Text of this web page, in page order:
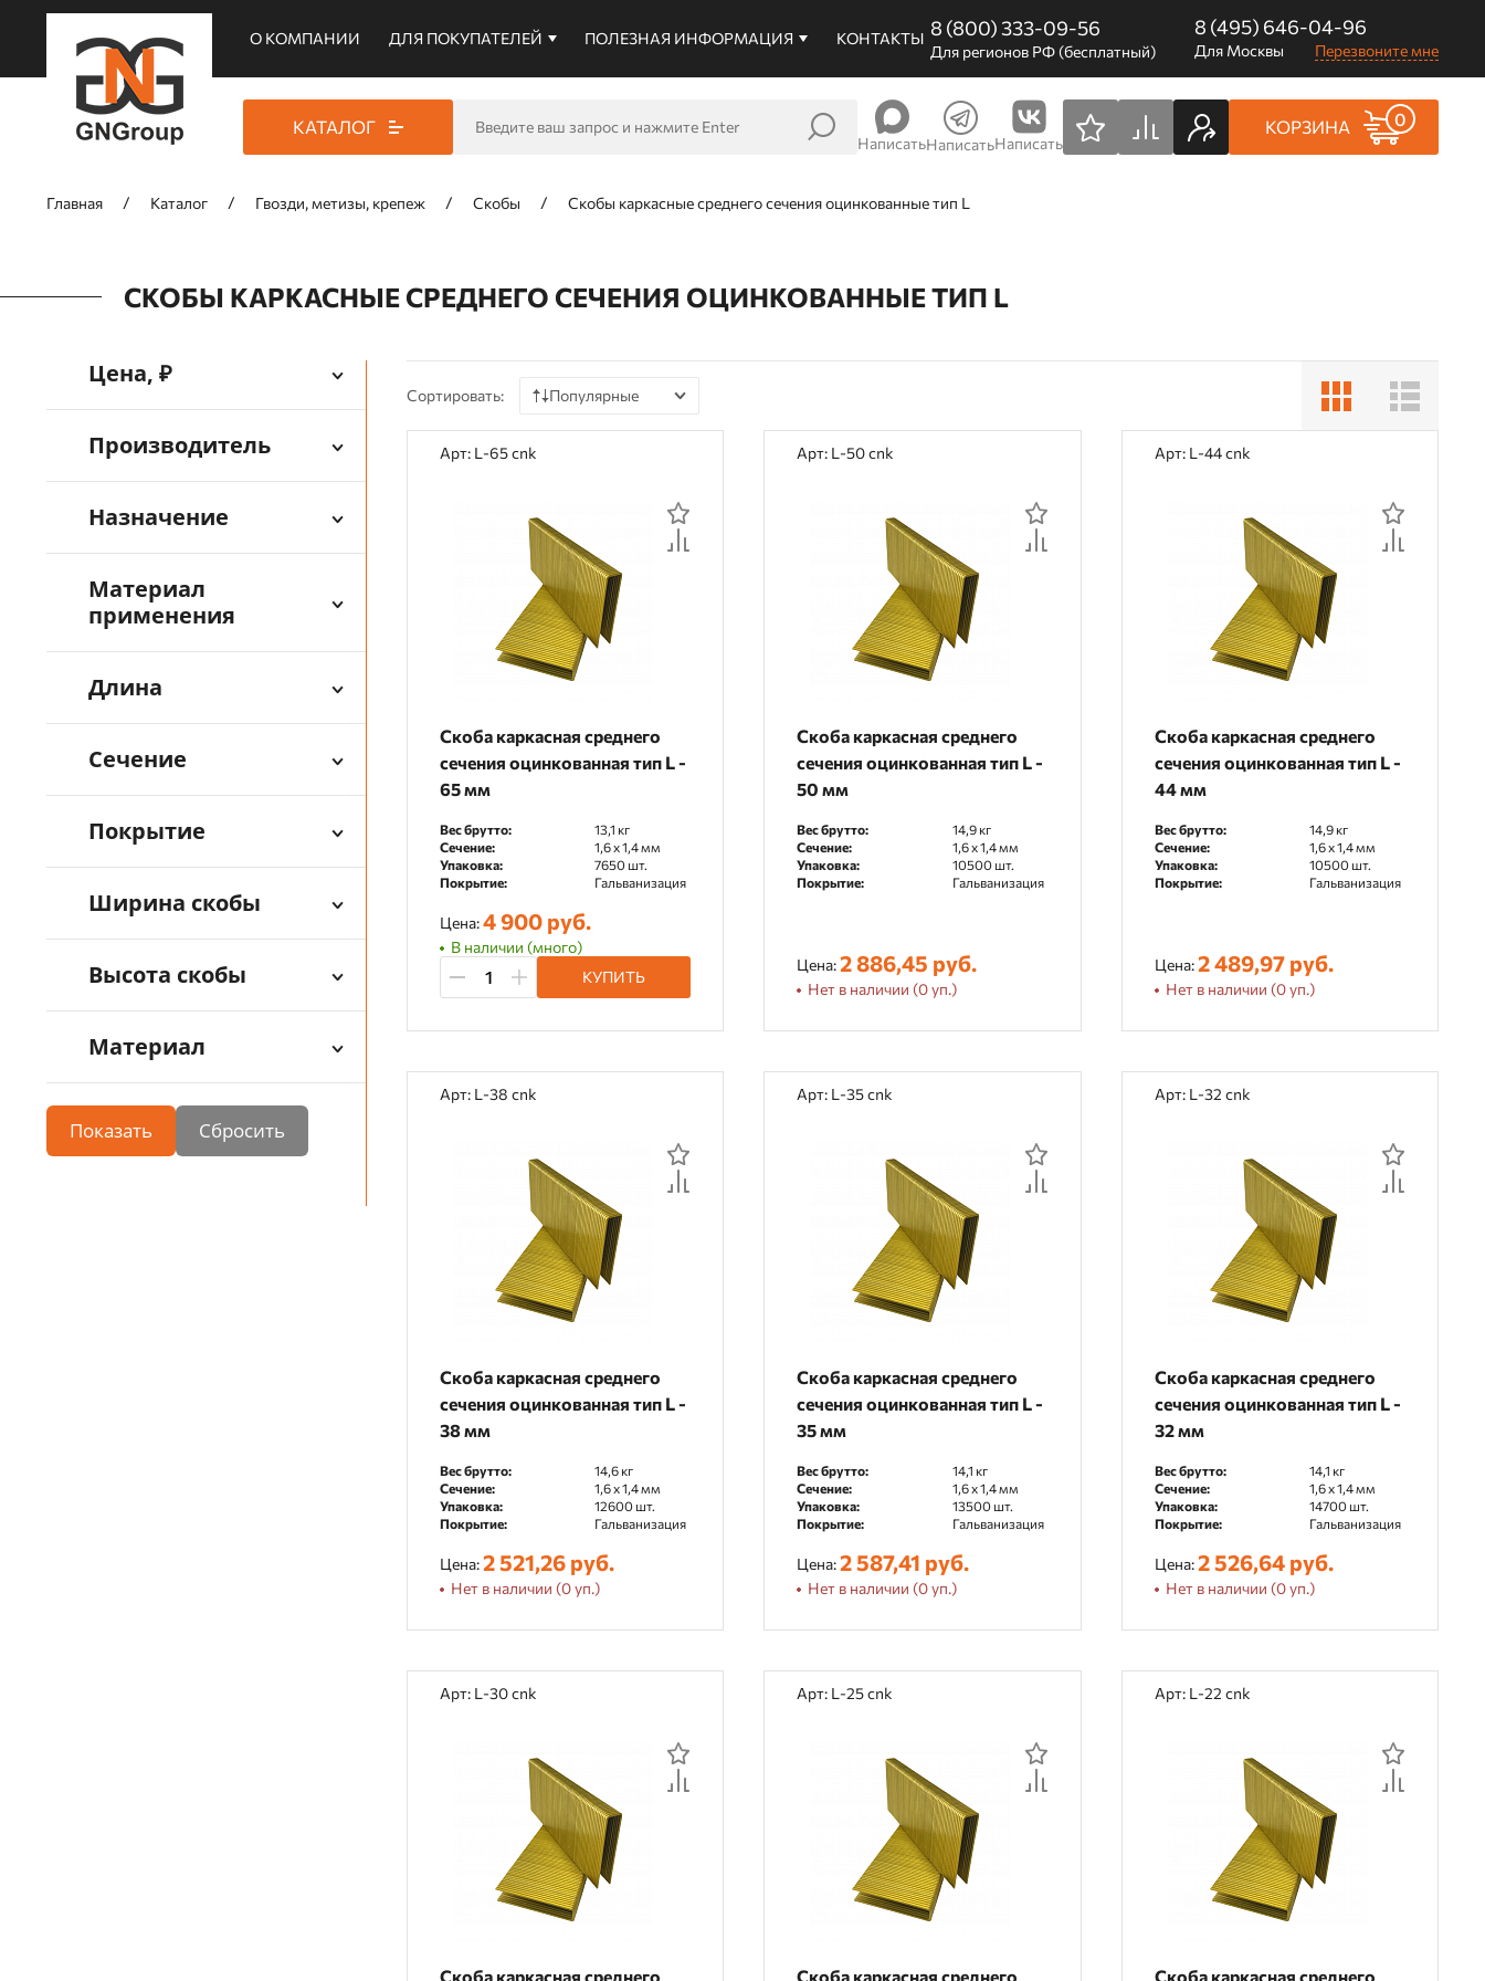
О КОМПАНИИ ДЛЯ ПОКУПАТЕЛЕЙ ПОЛЕЗНАЯ ИНФОРМАЦИЯ КОНТАКТЫ 8 (800) 333-09-56
Для регионов РФ (бесплатный)
8 (495) 646-04-96
Для Москвы Перезвоните мне
КАТАЛОГ
НаписатьНаписатьНаписать
КОРЗИНА 0
Главная Каталог Гвозди, метизы, крепеж Скобы Скобы каркасные среднего сечения оцинкованные тип L
СКОБЫ КАРКАСНЫЕ СРЕДНЕГО СЕЧЕНИЯ ОЦИНКОВАННЫЕ ТИП L
Цена, ₽
Производитель
Назначение
Материал
применения
Длина
Сечение
Покрытие
Ширина скобы
Высота скобы
Материал
Показать
Сортировать: Популярные
По цене
По отзывам
Арт: L-65 cnk
Скоба каркасная среднего
сечения оцинкованная тип L -
65 мм
Вес брутто:
13,1 кг
Сечение:
1,6 x 1,4 мм
Упаковка:
7650 шт.
Покрытие:
Гальванизация
Цена:4 900 руб.
В наличии (много)
КУПИТЬ
Арт: L-50 cnk
Скоба каркасная среднего
сечения оцинкованная тип L -
50 мм
Вес брутто:
14,9 кг
Сечение:
1,6 x 1,4 мм
Упаковка:
10500 шт.
Покрытие:
Гальванизация
Цена:2 886,45 руб.
Нет в наличии (0 уп.)
Арт: L-44 cnk
Скоба каркасная среднего
сечения оцинкованная тип L -
44 мм
Вес брутто:
14,9 кг
Сечение:
1,6 x 1,4 мм
Упаковка:
10500 шт.
Покрытие:
Гальванизация
Цена:2 489,97 руб.
Нет в наличии (0 уп.)
Арт: L-38 cnk
Скоба каркасная среднего
сечения оцинкованная тип L -
38 мм
Вес брутто:
14,6 кг
Сечение:
1,6 x 1,4 мм
Упаковка:
12600 шт.
Покрытие:
Гальванизация
Цена:2 521,26 руб.
Нет в наличии (0 уп.)
Арт: L-35 cnk
Скоба каркасная среднего
сечения оцинкованная тип L -
35 мм
Вес брутто:
14,1 кг
Сечение:
1,6 x 1,4 мм
Упаковка:
13500 шт.
Покрытие:
Гальванизация
Цена:2 587,41 руб.
Нет в наличии (0 уп.)
Арт: L-32 cnk
Скоба каркасная среднего
сечения оцинкованная тип L -
32 мм
Вес брутто:
14,1 кг
Сечение:
1,6 x 1,4 мм
Упаковка:
14700 шт.
Покрытие:
Гальванизация
Цена:2 526,64 руб.
Нет в наличии (0 уп.)
Арт: L-30 cnk
Скоба каркасная среднего
Арт: L-25 cnk
Скоба каркасная среднего
Арт: L-22 cnk
Скоба каркасная среднего